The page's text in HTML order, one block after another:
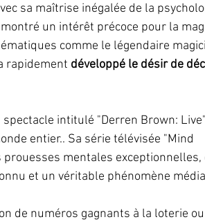
sa maîtrise inégalée de la
un intérêt précoce pour la
comme le légendaire
rapidement développé le désir de
intitulé "Derren Brown:
entier.. Sa série télévisée "Mind
mentales exceptionnelles,
et un véritable phénomène
de numéros gagnants à la loterie ou